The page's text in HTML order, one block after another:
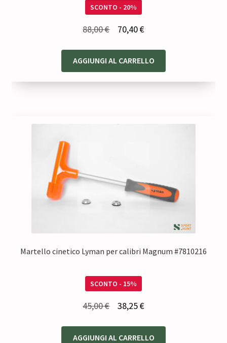
SCONTO - 20%
88,00€
originale
era:
70,40€Il
attuale
è:
AGGIUNGI AL CARRELLO
Martello cinetico Lyman per calibri Magnum #7810216
SCONTO - 15%
45,00€
originale
38,25€Il
attuale
AGGIUNGI AL CARRELLO